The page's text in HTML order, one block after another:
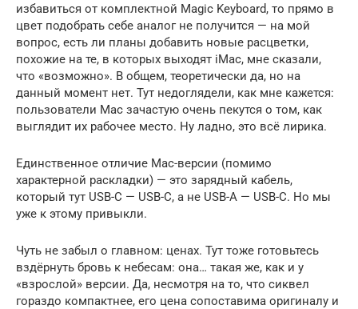
избавиться от комплектной Magic Keyboard, то прямо в
цвет подобрать себе аналог не получится — на мой
вопрос, есть ли планы добавить новые расцветки,
похожие на те, в которых выходят iMac, мне сказали,
что «возможно». В общем, теоретически да, но на
данный момент нет. Тут недоглядели, как мне кажется:
пользователи Mac зачастую очень пекутся о том, как
выглядит их рабочее место. Ну ладно, это всё лирика.
Единственное отличие Mac-версии (помимо
характерной раскладки) — это зарядный кабель,
который тут USB-C — USB-C, а не USB-A — USB-C. Но мы
уже к этому привыкли.
Чуть не забыл о главном: ценах. Тут тоже готовьтесь
вздёрнуть бровь к небесам: она… такая же, как и у
«взрослой» версии. Да, несмотря на то, что сиквел
гораздо компактнее, его цена сопоставима оригиналу и